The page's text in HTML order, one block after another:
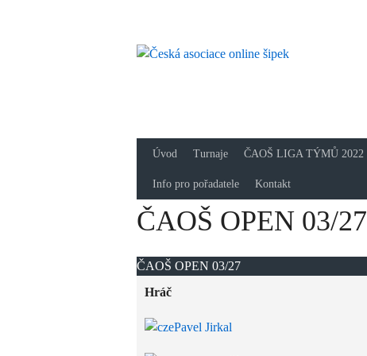
Úvod Turnaje ČAOŠ LIGA TÝMŮ 2022
Info pro pořadatele Kontakt
ČAOŠ OPEN 03/27
ČAOŠ OPEN 03/27
Hráč
Pavel Jirkal